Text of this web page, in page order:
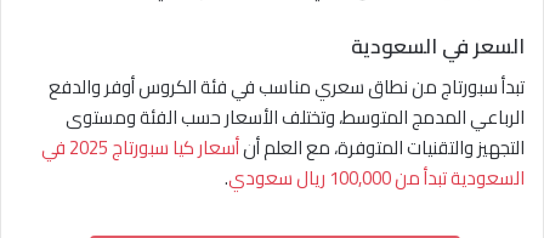
السعر في السعودية
تبدأ سبورتاج من نطاق سعري مناسب في فئة الكروس أوفر والدفع
الرباعي المدمج المتوسط، وتختلف الأسعار حسب الفئة ومستوى
التجهيز والتقنيات المتوفرة، مع العلم أن
أسعار كيا سبورتاج 2025 في
السعودية تبدأ من 100,000 ريال سعودي
.